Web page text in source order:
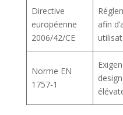
Directive
européenne
2006/42/CE
afin
Norme EN
1757-1